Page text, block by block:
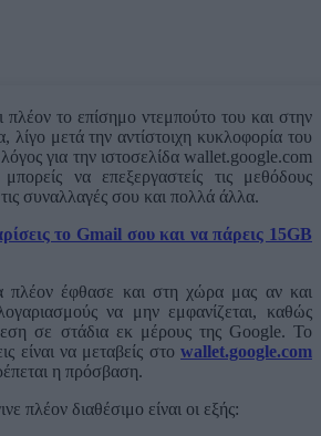
το επίσημο ντεμπούτο του και στην
λίγο μετά την αντίστοιχη κυκλοφορία του
για την ιστοσελίδα wallet.google.com
να επεξεργαστείς τις μεθόδους
συναλλαγές σου και πολλά άλλα.
το Gmail σου και να πάρεις 15GB
πλέον έφθασε και στη χώρα μας αν και
να μην εμφανίζεται, καθώς
σε στάδια εκ μέρους της Google. Το
είναι να μεταβείς στο wallet.google.com
η πρόσβαση.
πλέον διαθέσιμο είναι οι εξής: